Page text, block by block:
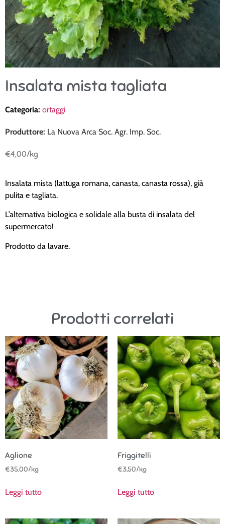
Insalata mista tagliata
Categoria: ortaggi
Produttore: La Nuova Arca Soc. Agr. Imp. Soc.
€4,00/kg
Insalata mista (lattuga romana, canasta, canasta rossa), già
pulita e tagliata.
L’alternativa biologica e solidale alla busta di insalata del
supermercato!
Prodotto da lavare.
Prodotti correlati
Aglione
€35,00/kg
Leggi tutto
Friggitelli
€3,50/kg
Leggi tutto